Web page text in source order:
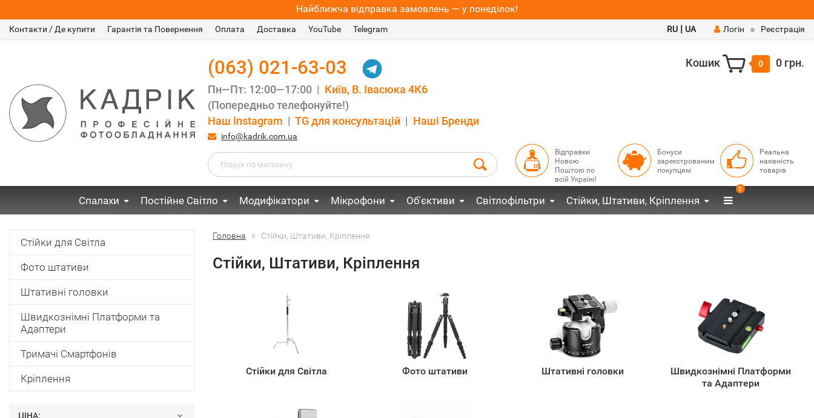
Найближча відправка замовлень — у понеділок!
Контакти / Де купити Гарантія та Повернення Оплата Доставка YouTube Telegram RU | UA Логін Реєстрація
(063) 021-63-03
Пн—Пт: 12:00—17:00 |
Київ, В. Івасюка 4К6
(Попередньо телефонуйте!)
Наш Instagram
TG для консультацій Наші Бренди
info@kadrik.com.ua
Кошик 0 0 грн.
Відправки
Новою
Поштою по
всій Україні!
Бонуси
зареєстрованим
покупцям
Реальна
наявність
товарів
Спалахи Постійне Світло Модифікатори Мікрофони Об'єктиви Світлофільтри Стійки, Штативи, Кріплення
2
Стійки для Світла
Фото штативи
Штативні головки
Швидкознімні Платформи та
Адаптери
Тримачі Смартфонів
Кріплення
ЦІНА:
Головна Стійки, Штативи, Кріплення
Стійки, Штативи, Кріплення
Стійки для Світла Фото штативи Штативні головки
Швидкознімні Платформи
та Адаптери